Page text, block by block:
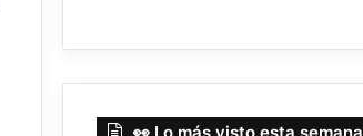
👀 Lo más visto esta semana